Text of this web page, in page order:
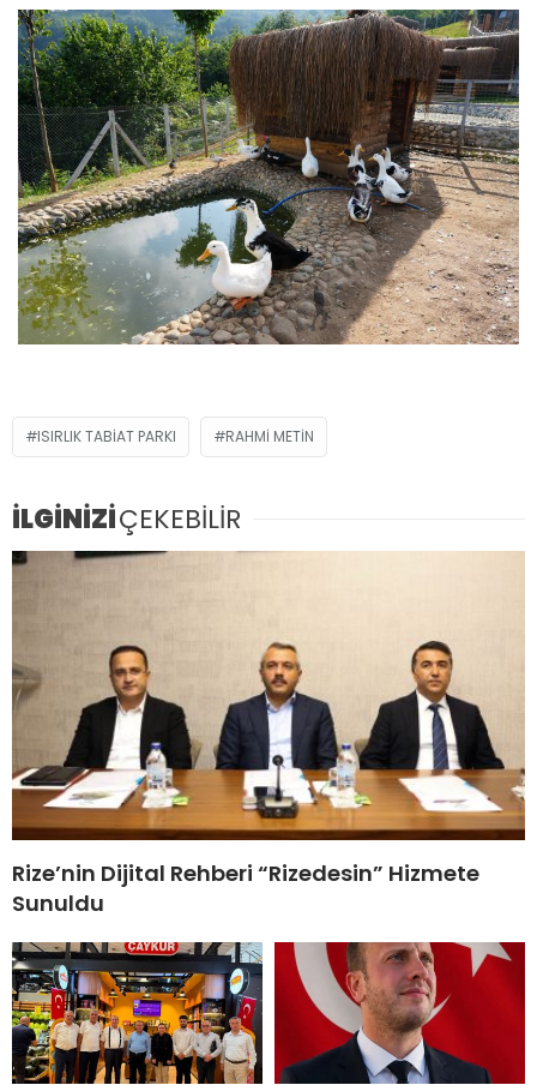
ISIRLIK TABIAT PARKI RAHMI METIN
İLGİNİZİÇEKEBİLİR
Rize’nin Dijital Rehberi “Rizedesin” Hizmete
Sunuldu